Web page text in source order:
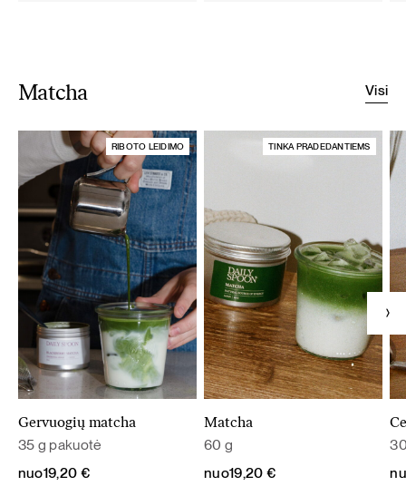
Matcha Visi
RIBOTO LEIDIMO
Gervuogių matcha
35 g pakuotė
nuo19,20 €
TINKA PRADEDANTIEMS
Matcha
60 g
nuo19,20 €